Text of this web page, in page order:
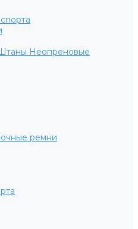
Неопреновые
ремни